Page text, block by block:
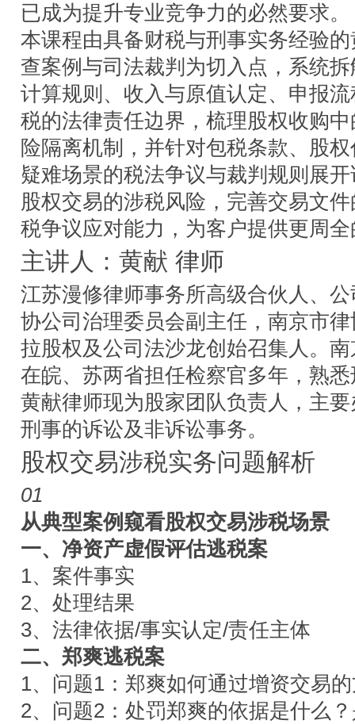
已成为提升专业竞争力的必然要求。
本课程由具备财税与刑事实务经验
查案例与司法裁判为切入点，系统
计算规则、收入与原值认定、申报
税的法律责任边界，梳理股权收购
险隔离机制，并针对包税条款、股
疑难场景的税法争议与裁判规则展
股权交易的涉税风险，完善交易文
税争议应对能力，为客户提供更周
主讲人：黄献 律师
江苏漫修律师事务所高级合伙人、
协公司治理委员会副主任，南京市
拉股权及公司法沙龙创始召集人。
在皖、苏两省担任检察官多年，熟
黄献律师现为股家团队负责人，主
刑事的诉讼及非诉讼事务。
股权交易涉税实务问题解析
01
从典型案例窥看股权交易涉税场景
一、净资产虚假评估逃税案
1、案件事实
2、处理结果
3、法律依据/事实认定/责任主体
二、郑爽逃税案
1、问题1：郑爽如何通过增资交易
2、问题2：处罚郑爽的依据是什么